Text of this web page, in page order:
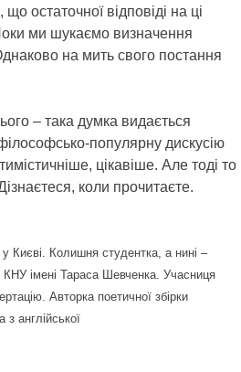
остаточної відповіді на ці
ми шукаємо визначення
на мить свого постання
– така думка видається
популярну дискусію
цікавіше. Але тоді то
коли прочитаєте.
Києві. Колишня студентка, а нині –
КНУ імені Тараса Шевченка. Учасниця
Авторка поетичної збірки
англійської